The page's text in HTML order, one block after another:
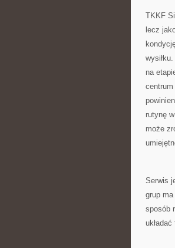
TKKF
lecz
na
rutynę
może
Serwis
grup
sposób